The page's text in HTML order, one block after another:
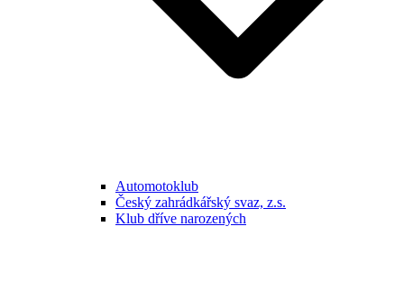
Automotoklub
Český zahrádkářský svaz, z.s.
Klub dříve narozených